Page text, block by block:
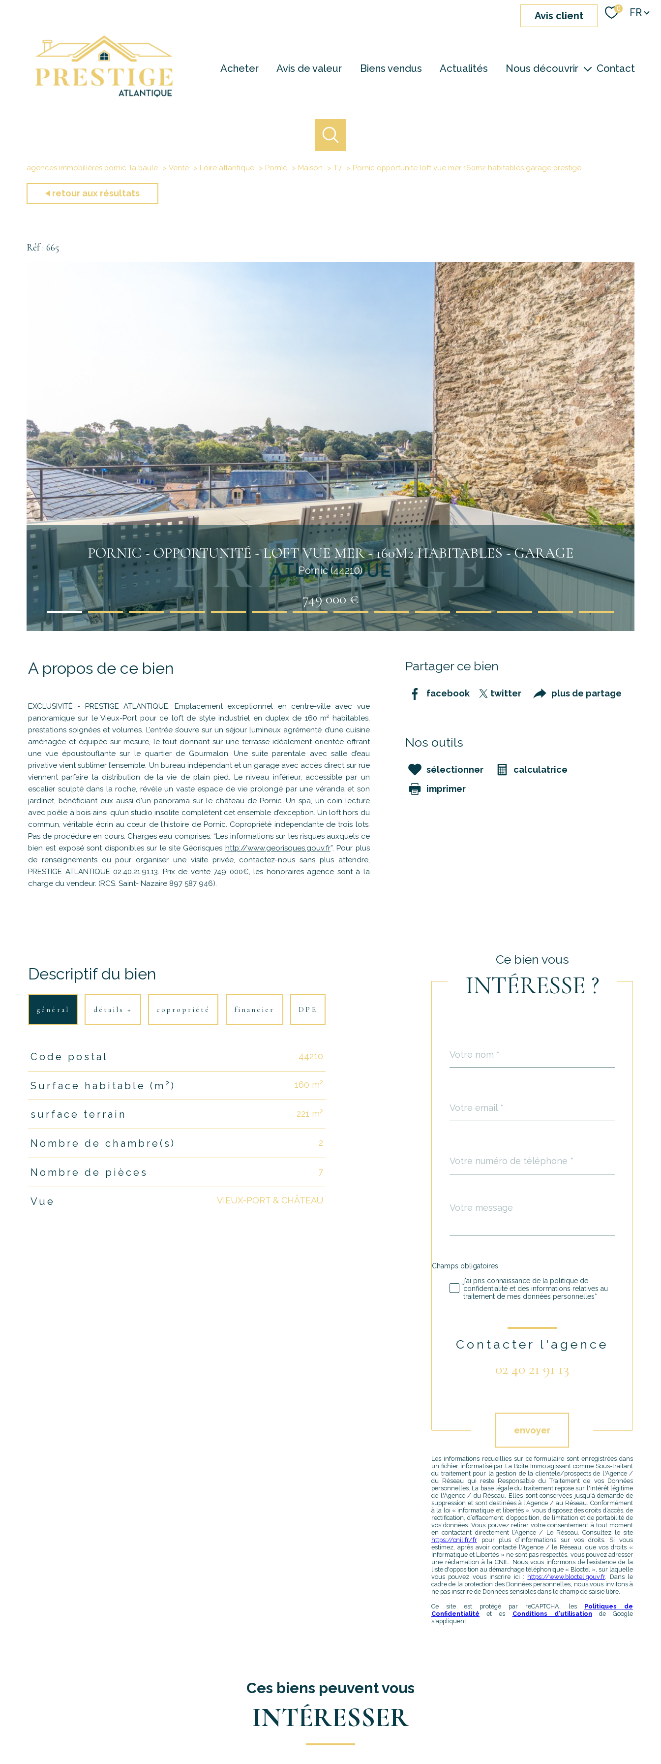
avis client
0 Langue
FR
Acheter Avis de valeur Biens vendus Actualités Nous découvrir Contact
agences immobilières pornic, la baule Vente Loire atlantique Pornic Maison T7 Pornic opportunite loft vue mer 160m2 habitables garage prestige
retour aux résultats
Réf : 665
PORNIC - OPPORTUNITÉ - LOFT VUE MER - 160M2 HABITABLES - GARAGE
Pornic (44210)
749 000 €
A propos de ce bien
EXCLUSIVITÉ - PRESTIGE ATLANTIQUE. Emplacement exceptionnel en centre-ville avec vue
panoramique sur le Vieux-Port pour ce loft de style industriel en duplex de 160 m² habitables,
prestations soignées et volumes. L’entrée s’ouvre sur un séjour lumineux agrémenté d’une cuisine
aménagée et équipée sur mesure, le tout donnant sur une terrasse idéalement orientée offrant
unevue époustouflante sur le quartier de Gourmalon. Une suite parentale avec salle d’eau
privative vient sublimer l’ensemble. Un bureau indépendant et un garage avec accès direct sur rue
viennent parfaire la distribution de la vie de plain pied. Le niveau inférieur, accessible par un
escalier sculpté dans la roche, révèle un vaste espace de vie prolongé par une véranda et son
jardinet, bénéficiant eux aussi d'un panorama sur le château de Pornic. Un spa, un coin lecture
avec poêle à bois ainsi qu’un studio insolite complètent cet ensemble d’exception. Un loft hors du
commun, véritable écrin au cœur de l’histoire de Pornic. Copropriété indépendante de trois lots.
Pas de procédure en cours. Charges eau comprises. “Les informations sur les risques auxquels ce
bien est exposé sont disponibles sur le site Géorisques http://www.georisques.gouv.fr”. Pour plus
de renseignements ou pour organiser une visite privée, contactez-nous sans plus attendre,
PRESTIGE ATLANTIQUE 02.40.21.91.13. Prix de vente 749 000€, les honoraires agence sont à la
charge du vendeur. (RCS. Saint- Nazaire 897 587 946).
Partager ce bien
facebook twitter plus de partage
Nos outils
sélectionner
calculatrice
imprimer
Descriptif du bien
général détails + copropriété financier DPE
TRAD_PAMPERO_Caracteristique
Code postal 44210
Surface habitable (m²) 160 m²
surface terrain 221 m²
Nombre de chambre(s) 2
Nombre de pièces 7
Vue VIEUX-PORT & CHÂTEAU
Ce bien vous
INTÉRESSE ?
par
*
*
*
Fieldset
défaut
Message
*
Validation
* Champs obligatoires
j'ai pris connaissance de la politique de
confidentialité et des informations relatives au
traitement de mes données personnelles*
Contacter l'agence
02 40 21 91 13
envoyer
Les informations recueillies sur ce formulaire sont enregistrées dans
un fichier informatisé par La Boite Immo agissant comme Sous-traitant
du traitement pour la gestion de la clientèle/prospects de l'Agence /
du Réseau qui reste Responsable du Traitement de vos Données
personnelles. La base légale du traitement repose sur l'intérêt légitime
de l'Agence / du Réseau. Elles sont conservées jusqu'à demande de
suppression et sont destinées à l'Agence / au Réseau. Conformément
à la loi « informatique et libertés », vous disposez des droits d’accès, de
rectification, d’effacement, d’opposition, de limitation et de portabilité de
vos données. Vous pouvez retirer votre consentement à tout moment
en contactant directement l’Agence / Le Réseau. Consultez le site
https://cnil.fr/fr pour plus d’informations sur vos droits. Si vous
estimez, après avoir contacté l'Agence / le Réseau, que vos droits «
Informatique et Libertés » ne sont pas respectés, vous pouvez adresser
une réclamation à la CNIL. Nous vous informons de l’existence de la
liste d'opposition au démarchage téléphonique « Bloctel », sur laquelle
vous pouvez vous inscrire ici : https://www.bloctel.gouv.fr. Dans le
cadre de la protection des Données personnelles, nous vous invitons à
ne pas inscrire de Données sensibles dans le champ de saisie libre.
Ce site est protégé par reCAPTCHA, les Politiques de
Confidentialité et es Conditions d'utilisation de Google
s'appliquent.
Ces biens peuvent vous
INTÉRESSER